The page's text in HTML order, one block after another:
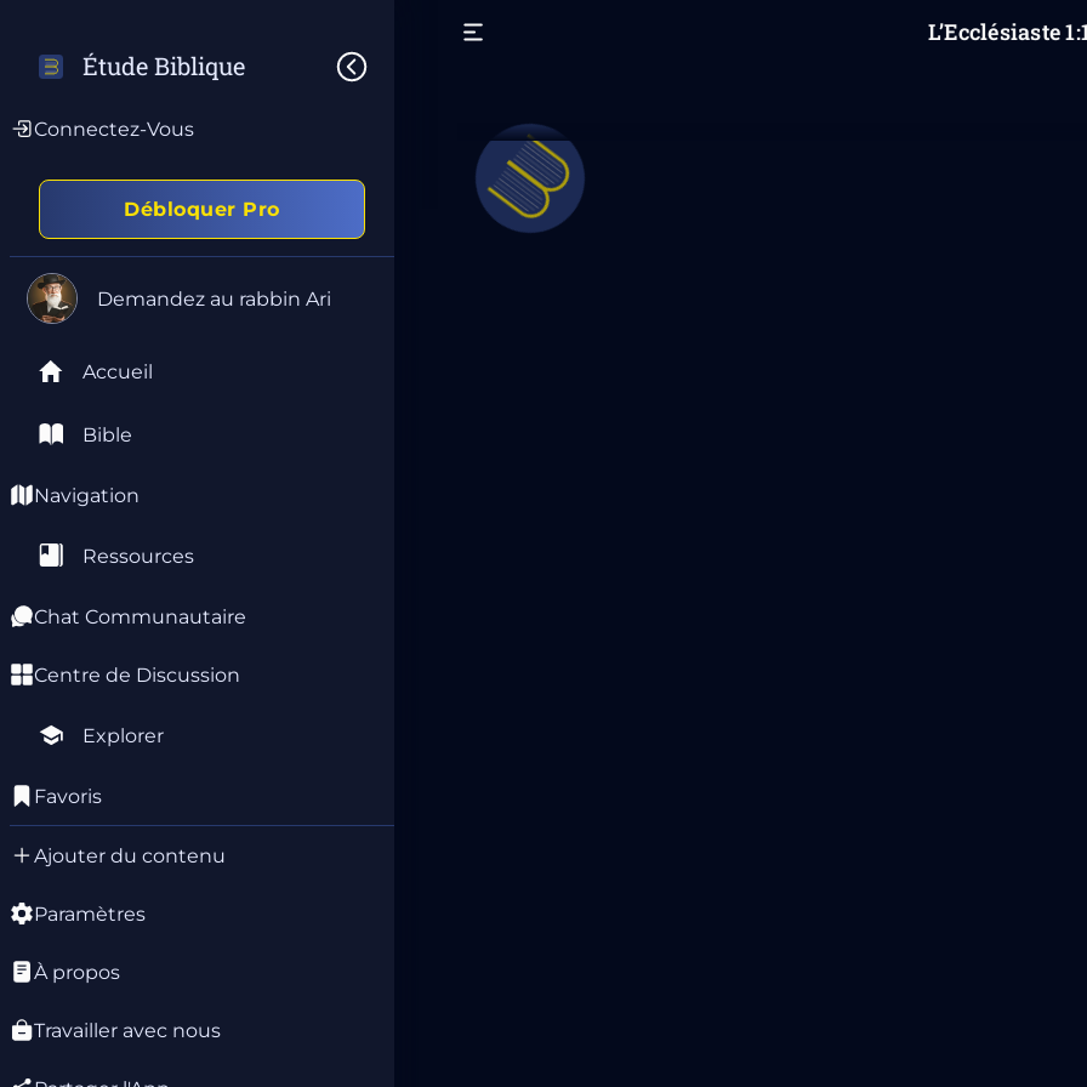
Étude Biblique
Connectez-Vous
Débloquer Pro
Demandez au rabbin Ari
Accueil
Bible
Navigation
Ressources
Chat Communautaire
Centre de Discussion
Explorer
Favoris
Ajouter du contenu
Paramètres
À propos
Travailler avec nous
L’Ecclésiaste1